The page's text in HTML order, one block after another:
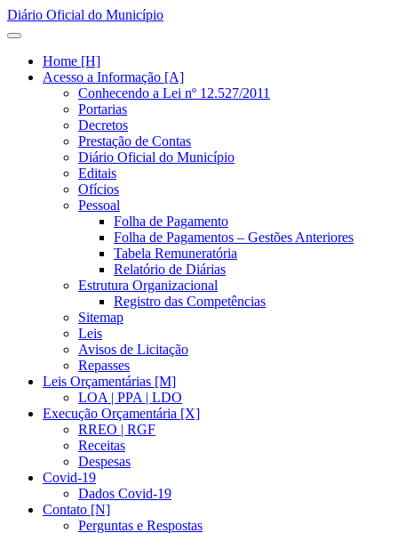
Diário Oficial do Município
Home [H]
Acesso a Informação [A]
Conhecendo a Lei nº 12.527/2011
Portarias
Decretos
Prestação de Contas
Diário Oficial do Município
Editais
Ofícios
Pessoal
Folha de Pagamento
Folha de Pagamentos – Gestões Anteriores
Tabela Remuneratória
Relatório de Diárias
Estrutura Organizacional
Registro das Competências
Sitemap
Leis
Avisos de Licitação
Repasses
Leis Orçamentárias [M]
LOA | PPA | LDO
Execução Orçamentária [X]
RREO | RGF
Receitas
Despesas
Covid-19
Dados Covid-19
Contato [N]
Perguntas e Respostas